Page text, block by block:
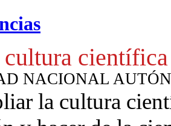
cultura científica
NACIONAL
la cultura